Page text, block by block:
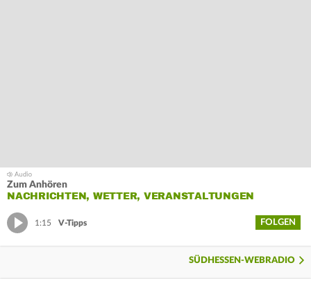
Zum Anhören
NACHRICHTEN, WETTER, VERANSTALTUNGEN
1:15 V-Tipps FOLGEN
SÜDHESSEN-WEBRADIO